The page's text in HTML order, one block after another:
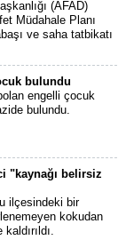
(AFAD)
Müdahale Planı
ve saha tatbikatı
bulundu
engelli çocuk
bulundu.
"kaynağı belirsiz
ilçesindeki bir
kokudan